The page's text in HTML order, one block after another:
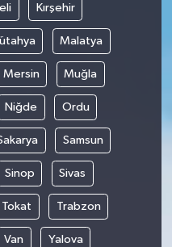
Kırşehir
Malatya
Mersin Muğla
Niğde Ordu
Samsun
Sinop Sivas
Tokat Trabzon
Van Yalova